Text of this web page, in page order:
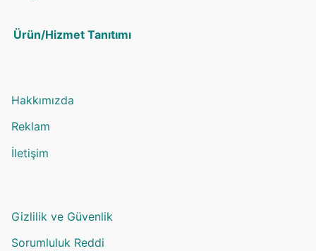
Ürün/Hizmet Tanıtımı
Hakkımızda
Reklam
İletişim
Gizlilik ve Güvenlik
Sorumluluk Reddi